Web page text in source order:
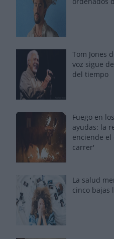
Tom Jones
voz sigue
del tiempo
Fuego en
ayudas: la
enciende el
carrer'
La salud
cinco bajas